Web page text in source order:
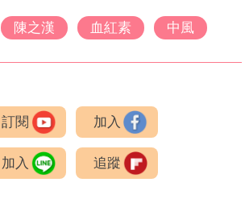
陳之漢 血紅素 中風
訂閱 加入
加入 追蹤